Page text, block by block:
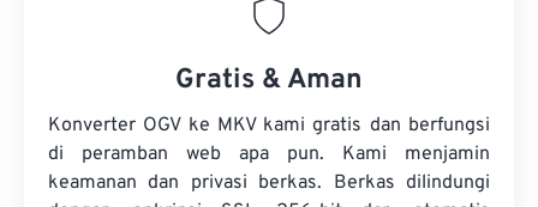
Gratis & Aman
Konverter OGV ke MKV kami gratis dan berfungsi
di peramban web apa pun. Kami menjamin
keamanan dan privasi berkas. Berkas dilindungi